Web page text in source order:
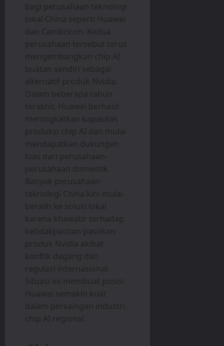
bagi perusahaan teknologi
lokal China seperti Huawei
dan Cambricon. Kedua
perusahaan tersebut terus
mengembangkan chip AI
buatan sendiri sebagai
alternatif produk Nvidia.
Dalam beberapa tahun
terakhir, Huawei berhasil
meningkatkan kapasitas
produksi chip AI dan mulai
mendapatkan dukungan
luas dari perusahaan-
perusahaan domestik.
Banyak perusahaan
teknologi China kini mulai
beralih ke solusi lokal
karena khawatir terhadap
ketidakpastian pasokan
produk Nvidia akibat
konflik dagang dan
regulasi internasional.
Situasi ini membuat posisi
Huawei semakin kuat
dalam persaingan industri
chip AI regional.